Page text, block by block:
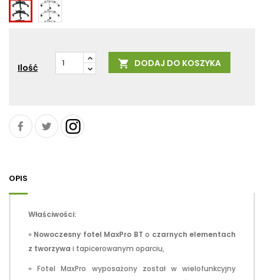
Czarna,
nylonowa
Polerowane
aluminium
Ilość  DODAJ DO KOSZYKA
OPIS
Właściwości:
» Nowoczesny fotel MaxPro BT o czarnych elementach
z tworzywa i tapicerowanym oparciu,
» Fotel MaxPro wyposażony został w wielofunkcyjny